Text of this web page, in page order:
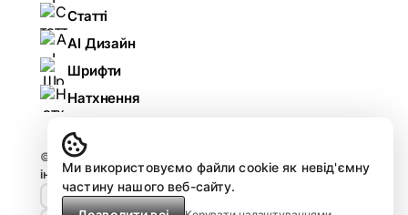
Статті
AI Дизайн
Шрифти
Натхнення
© 2026
інструменти, гайди, огляди.
🤘🏻 Design HUB by Komarov
Реклама та співпраця
Ми використовуємо файли cookie як невід'ємну
частину нашого веб-сайту.